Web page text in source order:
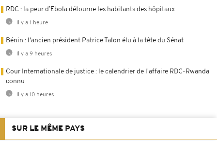
RDC : la peur d’Ebola détourne les habitants des hôpitaux
Il y a 1 heure
Bénin : l'ancien président Patrice Talon élu à la tête du Sénat
Il y a 9 heures
Cour Internationale de justice : le calendrier de l'affaire RDC-Rwanda
connu
Il y a 10 heures
SUR LE MÊME PAYS